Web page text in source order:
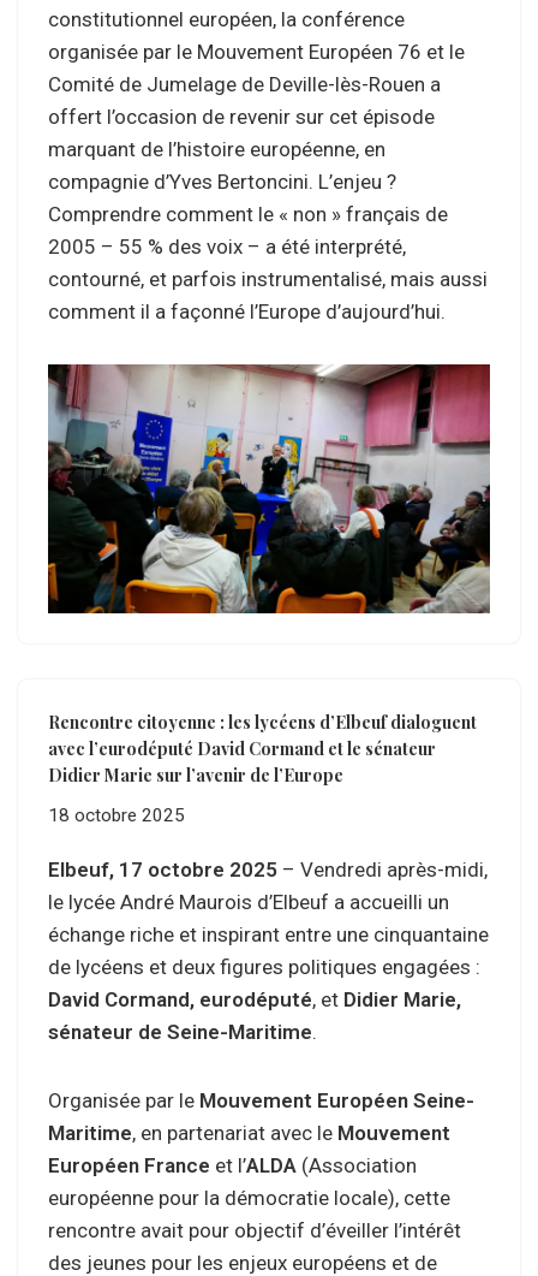
constitutionnel européen, la conférence
organisée par le Mouvement Européen 76 et le
Comité de Jumelage de Deville-lès-Rouen a
offert l’occasion de revenir sur cet épisode
marquant de l’histoire européenne, en
compagnie d’Yves Bertoncini. L’enjeu ?
Comprendre comment le « non » français de
2005 – 55 % des voix – a été interprété,
contourné, et parfois instrumentalisé, mais aussi
comment il a façonné l’Europe d’aujourd’hui.
Rencontre citoyenne : les lycéens d’Elbeuf dialoguent
avec l’eurodéputé David Cormand et le sénateur
Didier Marie sur l’avenir de l’Europe
18 octobre 2025
Elbeuf, 17 octobre 2025 – Vendredi après-midi,
le lycée André Maurois d’Elbeuf a accueilli un
échange riche et inspirant entre une cinquantaine
de lycéens et deux figures politiques engagées :
David Cormand, eurodéputé, et Didier Marie,
sénateur de Seine-Maritime.
Organisée par le Mouvement Européen Seine-
Maritime, en partenariat avec le Mouvement
Européen France et l’ALDA (Association
européenne pour la démocratie locale), cette
rencontre avait pour objectif d’éveiller l’intérêt
des jeunes pour les enjeux européens et de